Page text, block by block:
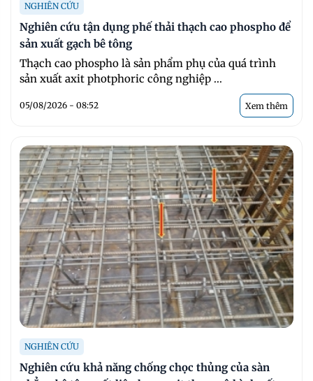
NGHIÊN CỨU
Nghiên cứu tận dụng phế thải thạch cao phospho để
sản xuất gạch bê tông
Thạch cao phospho là sản phẩm phụ của quá trình
sản xuất axit photphoric công nghiệp ...
05/08/2026 - 08:52 Xem thêm
NGHIÊN CỨU
Nghiên cứu khả năng chống chọc thủng của sàn